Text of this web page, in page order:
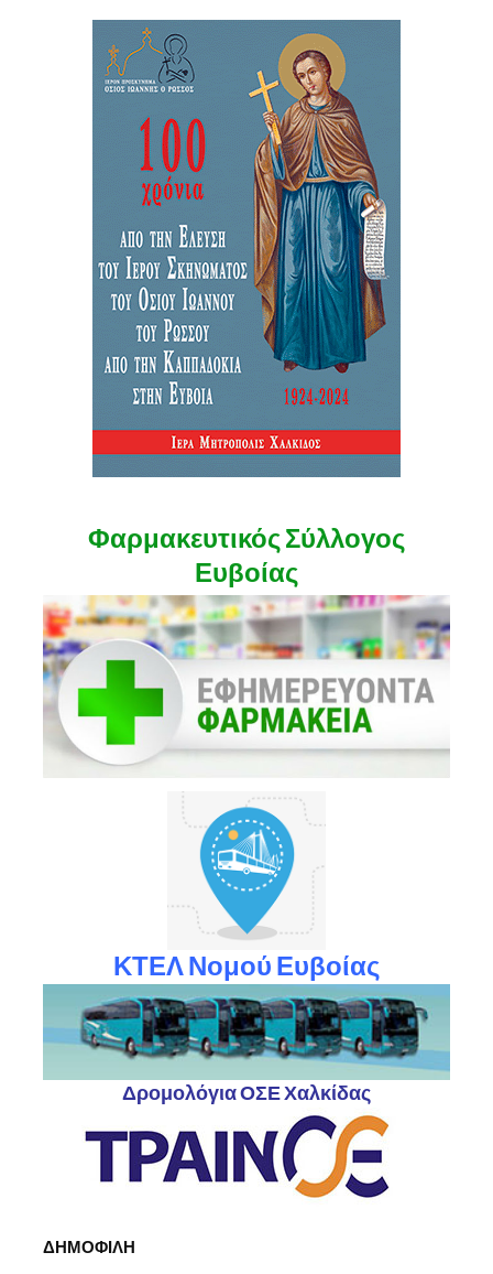
Φαρμακευτικός Σύλλογος
Ευβοίας
ΚΤΕΛ Νομού Ευβοίας
Δρομολόγια ΟΣΕ Χαλκίδας
ΔΗΜΟΦΙΛΗ